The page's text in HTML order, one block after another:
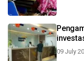
09 July